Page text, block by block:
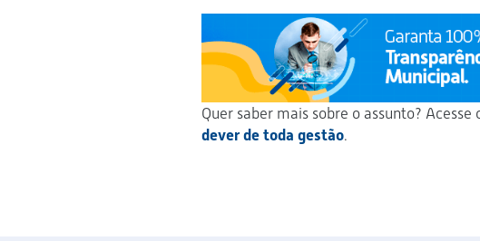
Quer saber mais sobre o assunto? Acesse
dever de toda gestão.